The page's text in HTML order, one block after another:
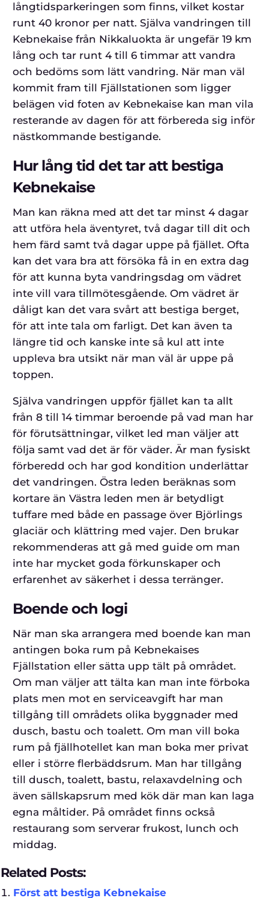
långtidsparkeringen som finns, vilket kostar
runt 40 kronor per natt. Själva vandringen till
Kebnekaise från Nikkaluokta är ungefär 19 km
lång och tar runt 4 till 6 timmar att vandra
och bedöms som lätt vandring. När man väl
kommit fram till Fjällstationen som ligger
belägen vid foten av Kebnekaise kan man vila
resterande av dagen för att förbereda sig inför
nästkommande bestigande.
Hur lång tid det tar att bestiga
Kebnekaise
Man kan räkna med att det tar minst 4 dagar
att utföra hela äventyret, två dagar till dit och
hem färd samt två dagar uppe på fjället. Ofta
kan det vara bra att försöka få in en extra dag
för att kunna byta vandringsdag om vädret
inte vill vara tillmötesgående. Om vädret är
dåligt kan det vara svårt att bestiga berget,
för att inte tala om farligt. Det kan även ta
längre tid och kanske inte så kul att inte
uppleva bra utsikt när man väl är uppe på
toppen.
Själva vandringen uppför fjället kan ta allt
från 8 till 14 timmar beroende på vad man har
för förutsättningar, vilket led man väljer att
följa samt vad det är för väder. Är man fysiskt
förberedd och har god kondition underlättar
det vandringen. Östra leden beräknas som
kortare än Västra leden men är betydligt
tuffare med både en passage över Björlings
glaciär och klättring med vajer. Den brukar
rekommenderas att gå med guide om man
inte har mycket goda förkunskaper och
erfarenhet av säkerhet i dessa terränger.
Boende och logi
När man ska arrangera med boende kan man
antingen boka rum på Kebnekaises
Fjällstation eller sätta upp tält på området.
Om man väljer att tälta kan man inte förboka
plats men mot en serviceavgift har man
tillgång till områdets olika byggnader med
dusch, bastu och toalett. Om man vill boka
rum på fjällhotellet kan man boka mer privat
eller i större flerbäddsrum. Man har tillgång
till dusch, toalett, bastu, relaxavdelning och
även sällskapsrum med kök där man kan laga
egna måltider. På området finns också
restaurang som serverar frukost, lunch och
middag.
Related Posts:
Först att bestiga Kebnekaise